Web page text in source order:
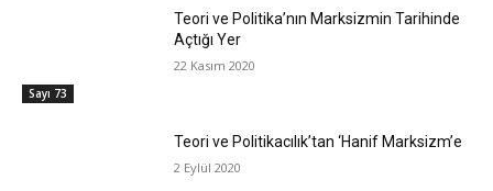
Sayı 73
Teori ve Politika’nın Marksizmin Tarihinde
Açtığı Yer
22 Kasım 2020
Teori ve Politikacılık’tan ‘Hanif Marksizm’e
2 Eylül 2020